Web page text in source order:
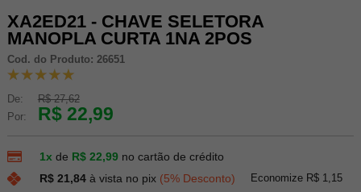
XA2ED21 - CHAVE SELETORA
MANOPLA CURTA 1NA 2POS
Cod. do Produto: 26651
De:
R$ 27,62
Por:
R$ 22,99
1x de R$ 22,99 no cartão de crédito
R$ 21,84 à vista no pix (5% Desconto) Economize R$ 1,15